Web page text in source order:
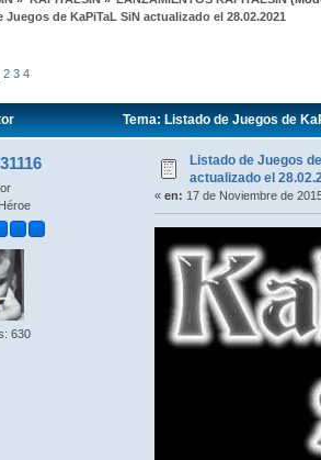
Juegos de KaPiTaL SiN actualizado el 28.02.2021
2 3 4
Tema: Listado de Juegos de
630
Listado de Juegos
actualizado el
« en: 17 de Noviembre de